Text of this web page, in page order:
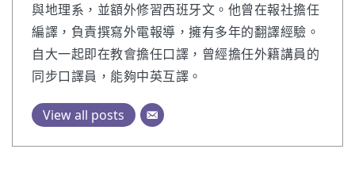
與地理系，並額外修習西班牙文。他曾在報社擔任
編譯，負責撰寫外電報導，擁有多年的翻譯經驗。
自大一起即在教會擔任口譯，曾經擔任外籍講員的
同步口譯員，能夠中英互譯。
View all posts